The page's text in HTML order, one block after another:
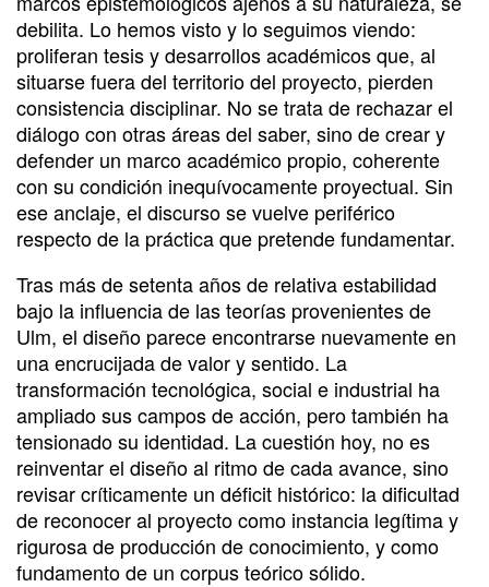
debilita. Lo hemos visto y lo seguimos viendo:
proliferan tesis y desarrollos académicos que, al
situarse fuera del territorio del proyecto, pierden
consistencia disciplinar. No se trata de rechazar el
diálogo con otras áreas del saber, sino de crear y
defender un marco académico propio, coherente
con su condición inequívocamente proyectual. Sin
ese anclaje, el discurso se vuelve periférico
respecto de la práctica que pretende fundamentar.
Tras más de setenta años de relativa estabilidad
bajo la influencia de las teorías provenientes de
Ulm, el diseño parece encontrarse nuevamente en
una encrucijada de valor y sentido. La
transformación tecnológica, social e industrial ha
ampliado sus campos de acción, pero también ha
tensionado su identidad. La cuestión hoy, no es
reinventar el diseño al ritmo de cada avance, sino
revisar críticamente un déficit histórico: la dificultad
de reconocer al proyecto como instancia legítima y
rigurosa de producción de conocimiento, y como
fundamento de un corpus teórico sólido.